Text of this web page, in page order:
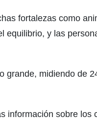
fortalezas como
equilibrio, y las
grande, midiendo de
información sobre los